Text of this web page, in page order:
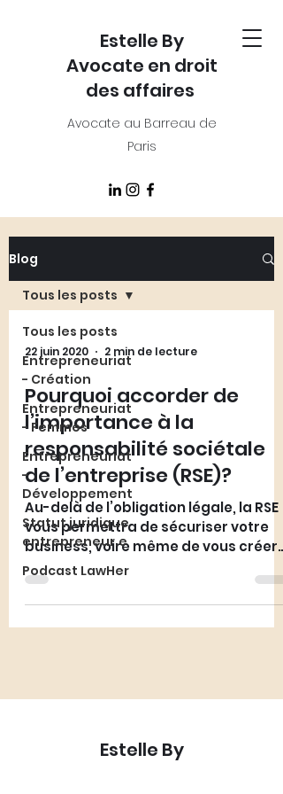
Estelle By
Avocate en droit
des affaires
Avocate au Barreau de
Paris
Blog
Tous les posts
Entrepreneuriat
- Création
Entrepreneuriat
- Femmes
Entrepreneuriat
-
Développement
Statut juridique
entrepreneur.e
Podcast LawHer
Tous les posts
22 juin 2020 2 min de lecture
Pourquoi accorder de
l’importance à la
responsabilité sociétale
de l’entreprise (RSE)?
Au-delà de l’obligation légale, la RSE
vous permettra de sécuriser votre
business, voire même de vous créer
de nouvelles opportunités.
Estelle By